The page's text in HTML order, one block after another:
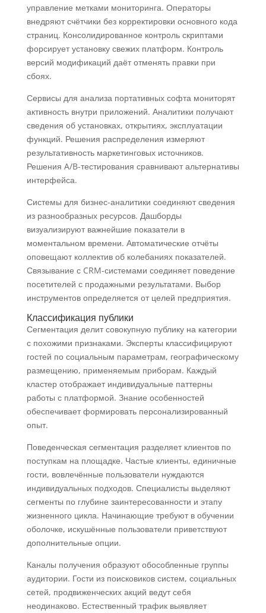
управление метками мониторинга. Операторы
внедряют счётчики без корректировки основного кода
страниц. Консолидированное контроль скриптами
форсирует установку свежих платформ. Контроль
версий модификаций даёт отменять правки при
сбоях.
Сервисы для анализа портативных софта мониторят
активность внутри приложений. Аналитики получают
сведения об установках, открытиях, эксплуатации
функций. Решения распределения измеряют
результативность маркетинговых источников.
Решения A/B-тестирования сравнивают альтернативы
интерфейса.
Системы для бизнес-аналитики соединяют сведения
из разнообразных ресурсов. Дашборды
визуализируют важнейшие показатели в
моментальном времени. Автоматические отчёты
оповещают коллектив об колебаниях показателей.
Связывание с CRM-системами соединяет поведение
посетителей с продажными результатами. Выбор
инструментов определяется от целей предприятия.
Классификация публики
Сегментация делит совокупную публику на категории
с похожими признаками. Эксперты классифицируют
гостей по социальным параметрам, географическому
размещению, применяемым приборам. Каждый
кластер отображает индивидуальные паттерны
работы с платформой. Знание особенностей
обеспечивает формировать персонализированный
опыт.
Поведенческая сегментация разделяет клиентов по
поступкам на площадке. Частые клиенты, единичные
гости, вовлечённые пользователи нуждаются
индивидуальных подходов. Специалисты выделяют
сегменты по глубине заинтересованности и этапу
жизненного цикла. Начинающие требуют в обучении
оболочке, искушённые пользователи приветствуют
дополнительные опции.
Каналы получения образуют обособленные группы
аудитории. Гости из поисковиков систем, социальных
сетей, продвиженческих акций ведут себя
неодинаково. Естественный трафик выявляет